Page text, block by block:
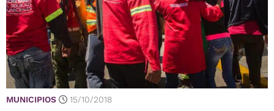
MUNICIPIOS 15/10/2018